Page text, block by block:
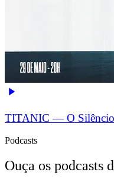
TITANIC — O
Podcasts
Ouça os podcasts